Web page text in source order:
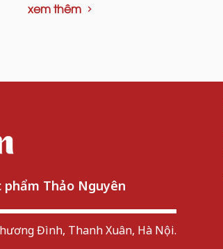
xem thêm
Thảo Nguyên
Đình, Thanh Xuân, Hà Nội.